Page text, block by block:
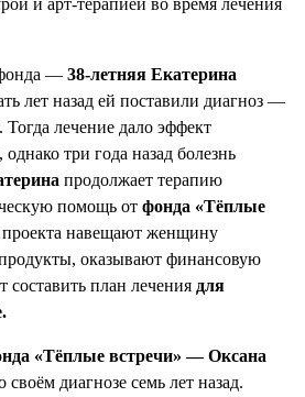
— 38-летняя Екатерина
лет назад ей поставили диагноз —
лечение дало эффект
три года назад болезнь
продолжает терапию
помощь от фонда «Тёплые
навещают женщину
оказывают финансовую
план лечения для
«Тёплые встречи» — Оксана
диагнозе семь лет назад.